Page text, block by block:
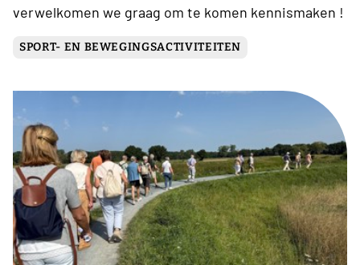
verwelkomen we graag om te komen kennismaken !
SPORT- EN BEWEGINGSACTIVITEITEN